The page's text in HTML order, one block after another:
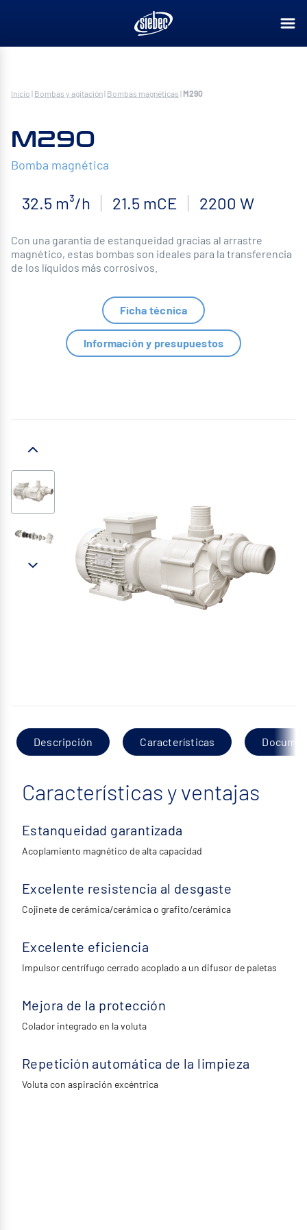
Inicio | Bombas y agitación| Bombas magnéticas |M290
M290
Bomba magnética
32.5 m³/h 21.5 mCE 2200 W
Con una garantía de estanqueidad gracias al arrastre
magnético, estas bombas son ideales para la transferencia
de los líquidos más corrosivos.
Ficha técnica
Información y presupuestos
Descripción Características
Características y ventajas
Estanqueidad garantizada
Acoplamiento magnético de alta capacidad
Excelente resistencia al desgaste
Cojinete de cerámica/cerámica o grafito/cerámica
Excelente eficiencia
Impulsor centrífugo cerrado acoplado a un difusor de paletas
Mejora de la protección
Colador integrado en la voluta
Repetición automática de la limpieza
Voluta con aspiración excéntrica